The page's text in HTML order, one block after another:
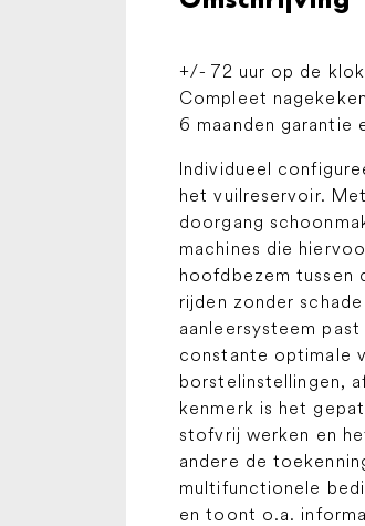
+/- 72 uur op de klok
Compleet nagekeken
6 maanden garantie
Individueel
het vuilreservoir.
doorgang
machines die
hoofdbezem
rijden zonder
aanleersysteem
constante optimale
borstelinstellingen,
kenmerk is het
stofvrij werken en
andere de
multifunctionele
en toont o.a.